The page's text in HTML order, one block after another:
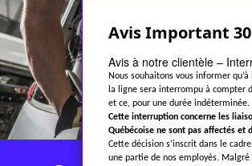
Avis Important
Avis à notre clientèle –
Nous souhaitons vous informer
la ligne sera interrompu à compter
et ce, pour une durée indéterminée.
Cette interruption concerne les
Québécoise ne sont pas affectés et
Cette décision s’inscrit dans le
une partie de nos employés.